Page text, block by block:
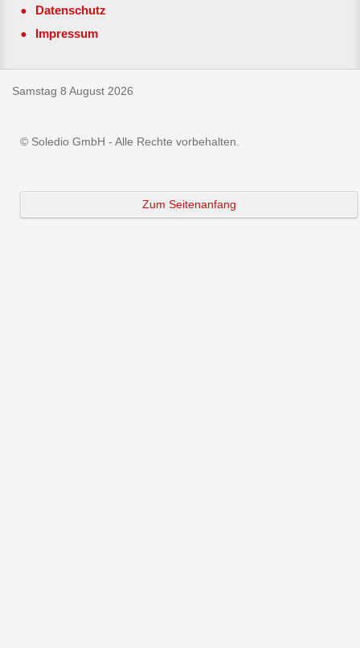
Datenschutz
Impressum
Samstag 8 August 2026
© Soledio GmbH - Alle Rechte vorbehalten.
Zum Seitenanfang